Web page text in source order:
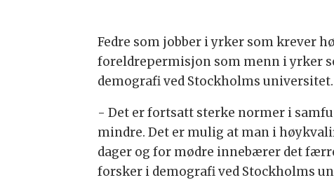
Fedre som jobber i yrker som krever
foreldrepermisjon som menn i yrker
demografi ved Stockholms universitet.
- Det er fortsatt sterke normer i
mindre. Det er mulig at man i
dager og for mødre innebærer det
forsker i demografi ved Stockholms